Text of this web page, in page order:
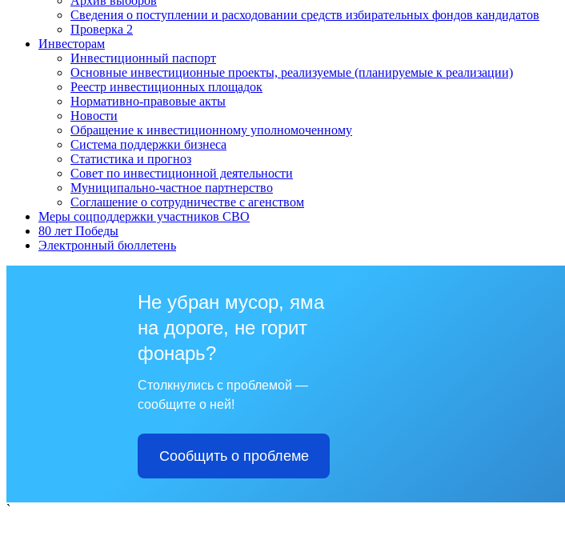
Сведения о поступлении и расходовании средств избирательных фондов кандидатов
Проверка 2
Инвесторам
Инвестиционный паспорт
Основные инвестиционные проекты, реализуемые (планируемые к реализации)
Реестр инвестиционных площадок
Нормативно-правовые акты
Новости
Обращение к инвестиционному уполномоченному
Система поддержки бизнеса
Статистика и прогноз
Совет по инвестиционной деятельности
Муниципально-частное партнерство
Соглашение о сотрудничестве с агенством
Меры соцподдержки участников СВО
80 лет Победы
Электронный бюллетень
Не убран мусор, яма
на дороге, не горит
фонарь?
Столкнулись с проблемой —
сообщите о ней!
Сообщить о проблеме
`